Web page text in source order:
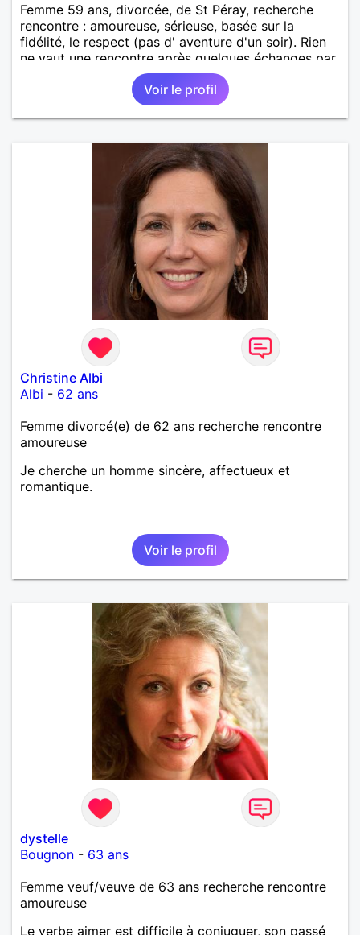
Femme 59 ans, divorcée, de St Péray, recherche
rencontre : amoureuse, sérieuse, basée sur la
fidélité, le respect (pas d' aventure d'un soir). Rien
ne vaut une rencontre après quelques échanges par
messages pour savoir si il y a un feeling entre les
deux et le désir de se revoir. Au plaisir de se
Voir le profil
Christine Albi
Albi - 62 ans
Femme divorcé(e) de 62 ans recherche rencontre
amoureuse
Je cherche un homme sincère, affectueux et
romantique.
Voir le profil
dystelle
Bougnon - 63 ans
Femme veuf/veuve de 63 ans recherche rencontre
amoureuse
Le verbe aimer est difficile à conjuguer, son passé